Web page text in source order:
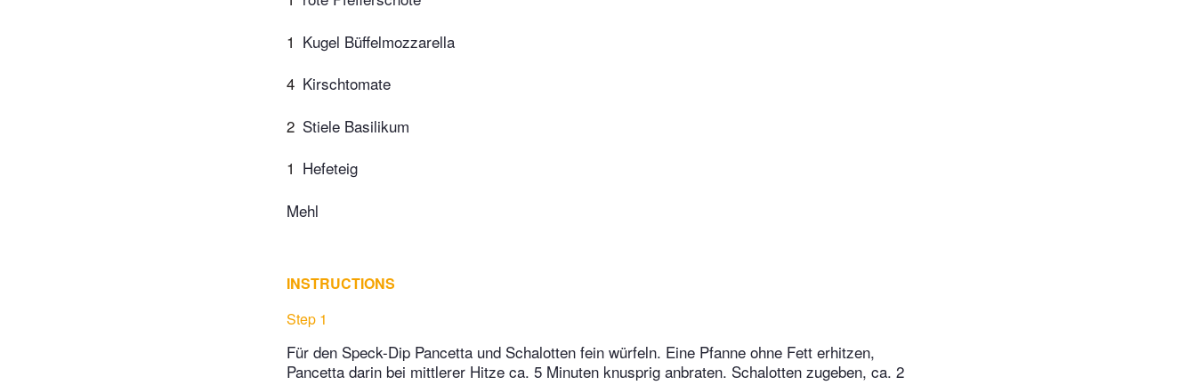
1 Kugel Büffelmozzarella
4 Kirschtomate
2 Stiele Basilikum
1 Hefeteig
Mehl
INSTRUCTIONS
Step 1
Für den Speck-Dip Pancetta und Schalotten fein würfeln. Eine Pfanne ohne Fett erhitzen,
Pancetta darin bei mittlerer Hitze ca. 5 Minuten knusprig anbraten. Schalotten zugeben, ca. 2